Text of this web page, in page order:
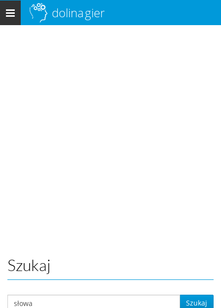
Menu
główne
dolinagier
Szukaj
Szukaj